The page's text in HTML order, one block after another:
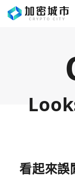
看起來誤